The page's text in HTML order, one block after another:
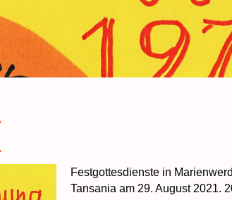
Festgottesdienste in
Tansania am 29. August 2021.